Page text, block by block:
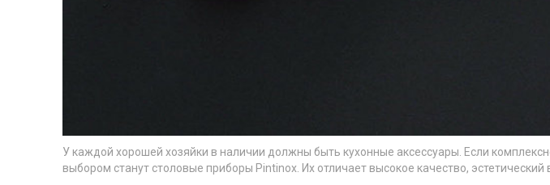
У каждой хорошей хозяйки в наличии должны быть кухонные аксессуары. Если
выбором станут столовые приборы Pintinox . Их отличает высокое качество,